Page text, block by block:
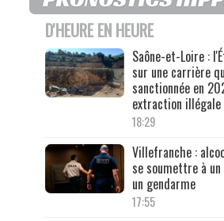
D'HEURE EN HEURE
Saône-et-Loire :
sur une carrière
sanctionnée en
extraction illégale
18:29
Villefranche :
se soumettre à
un gendarme
17:55